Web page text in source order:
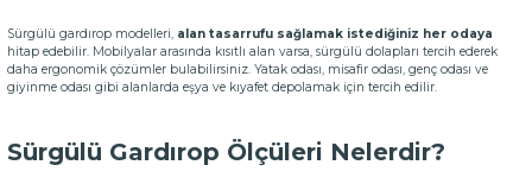
Sürgülü gardırop modelleri, alan tasarrufu sağlamak istediğiniz her odaya
hitap edebilir. Mobilyalar arasında kısıtlı alan varsa, sürgülü dolapları tercih ederek
daha ergonomik çözümler bulabilirsiniz. Yatak odası, misafir odası, genç odası ve
giyinme odası gibi alanlarda eşya ve kıyafet depolamak için tercih edilir.
Sürgülü Gardırop Ölçüleri Nelerdir?